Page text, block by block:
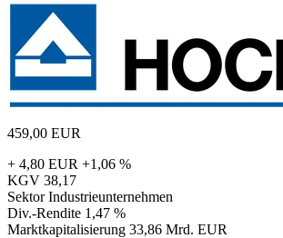
459,00 EUR
+ 4,80 EUR +1,06 %
KGV 38,17
Sektor Industrieunternehmen
Div.-Rendite 1,47 %
Marktkapitalisierung 33,86 Mrd. EUR